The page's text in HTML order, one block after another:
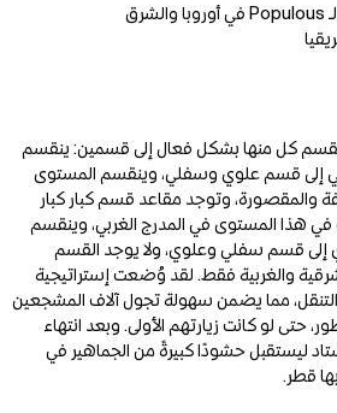
المدير العام لـ Populous في أوروبا والشرق
كل منها بشكل فعال إلى قسمين: ينقسم
إلى قسم علوي وسفلي، وينقسم المستوى
والمقصورة، وتوجد مقاعد قسم كبار كبار
هذا المستوى في المدرج الغربي، وينقسم
إلى قسم سفلي وعلوي، ولا يوجد القسم
والغربية فقط. لقد وُضعت إستراتيجية
مما يضمن سهولة تجول آلاف المشجعين
حتى لو كانت زيارتهم الأولى. وبعد انتهاء
ليستقبل حشودًا كبيرةً من الجماهير في
قطر.